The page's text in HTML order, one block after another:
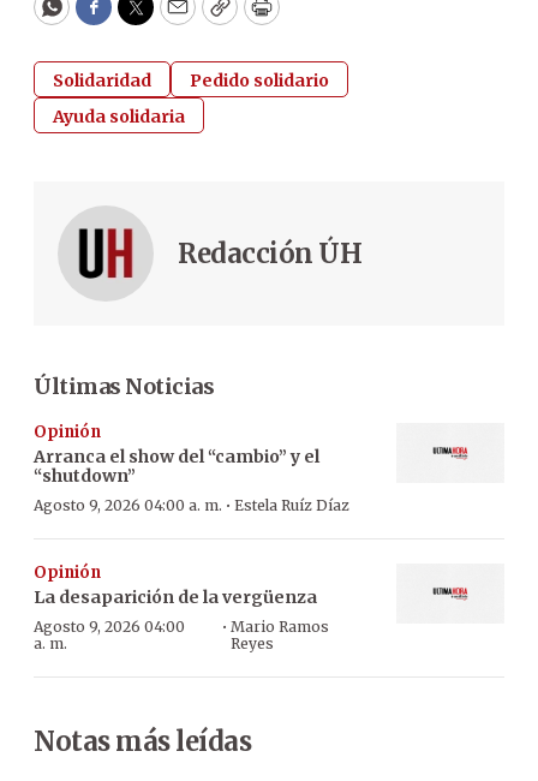
WhatsApp
Facebook
Twitter
EmailCopyPrint
Solidaridad
Pedido solidario
Ayuda solidaria
Redacción ÚH
Últimas Noticias
Opinión
Arranca el show del “cambio” y el
“shutdown”
Agosto 9, 2026 04:00 a. m. · Estela Ruíz Díaz
Opinión
La desaparición de la vergüenza
Agosto 9, 2026 04:00
a. m.
· Mario Ramos
Reyes
Notas más leídas